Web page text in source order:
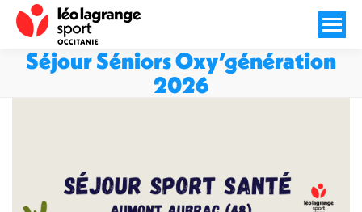
Séjour Séniors Oxy’génération
2026